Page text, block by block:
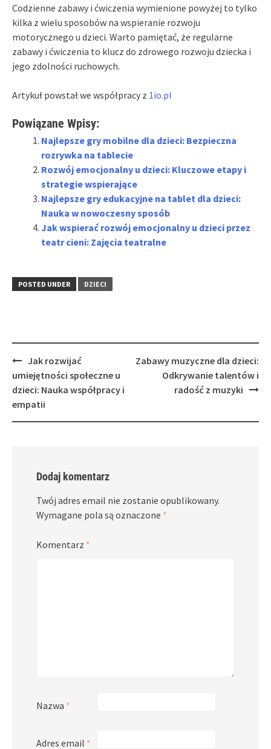
Codzienne zabawy i ćwiczenia wymienione powyżej to tylko
kilka z wielu sposobów na wspieranie rozwoju
motorycznego u dzieci. Warto pamiętać, że regularne
zabawy i ćwiczenia to klucz do zdrowego rozwoju dziecka i
jego zdolności ruchowych.
Artykuł powstał we współpracy z 1io.pl
Powiązane Wpisy:
Najlepsze gry mobilne dla dzieci: Bezpieczna
rozrywka na tablecie
Rozwój emocjonalny u dzieci: Kluczowe etapy i
strategie wspierające
Najlepsze gry edukacyjne na tablet dla dzieci:
Nauka w nowoczesny sposób
Jak wspierać rozwój emocjonalny u dzieci przez
teatr cieni: Zajęcia teatralne
POSTED UNDER DZIECI
Post
navigation
Jak rozwijać
umiejętności społeczne u
dzieci: Nauka współpracy i
empatii
Zabawy muzyczne dla dzieci:
Odkrywanie talentów i
radość z muzyki
Dodaj komentarz
Twój adres email nie zostanie opublikowany.
Wymagane pola są oznaczone *
Komentarz *
Nazwa *
Adres email *